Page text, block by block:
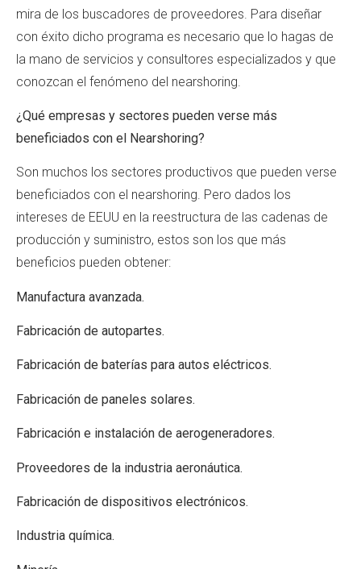
mira de los buscadores de proveedores. Para diseñar
con éxito dicho programa es necesario que lo hagas de
la mano de servicios y consultores especializados y que
conozcan el fenómeno del nearshoring.
¿Qué empresas y sectores pueden verse más
beneficiados con el Nearshoring?
Son muchos los sectores productivos que pueden verse
beneficiados con el nearshoring. Pero dados los
intereses de EEUU en la reestructura de las cadenas de
producción y suministro, estos son los que más
beneficios pueden obtener:
Manufactura avanzada.
Fabricación de autopartes.
Fabricación de baterías para autos eléctricos.
Fabricación de paneles solares.
Fabricación e instalación de aerogeneradores.
Proveedores de la industria aeronáutica.
Fabricación de dispositivos electrónicos.
Industria química.